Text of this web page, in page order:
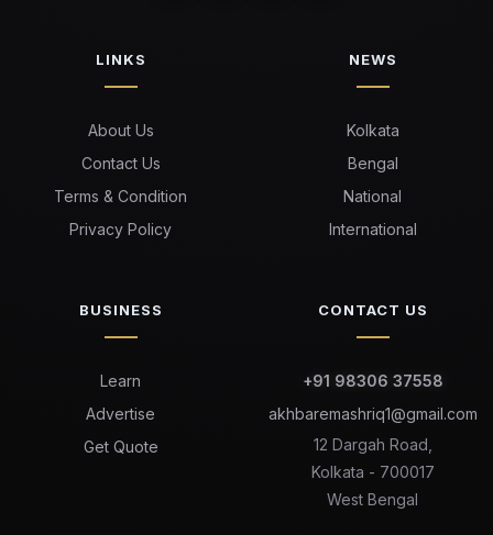
LINKS
About Us
Contact Us
Terms & Condition
Privacy Policy
NEWS
Kolkata
Bengal
National
International
BUSINESS
Learn
Advertise
Get Quote
CONTACT US
+91 98306 37558
akhbaremashriq1@gmail.com
12 Dargah Road,
Kolkata - 700017
West Bengal